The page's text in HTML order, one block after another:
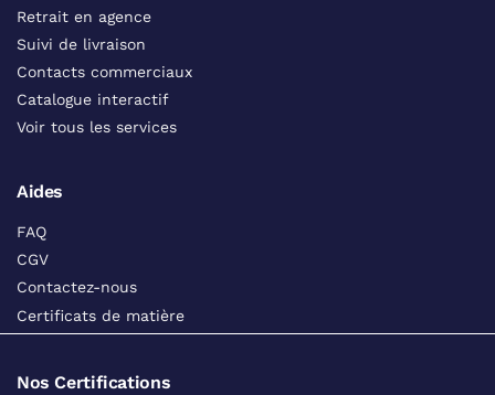
Retrait en agence
Suivi de livraison
Contacts commerciaux
Catalogue interactif
Voir tous les services
Aides
FAQ
CGV
Contactez-nous
Certificats de matière
Nos Certifications